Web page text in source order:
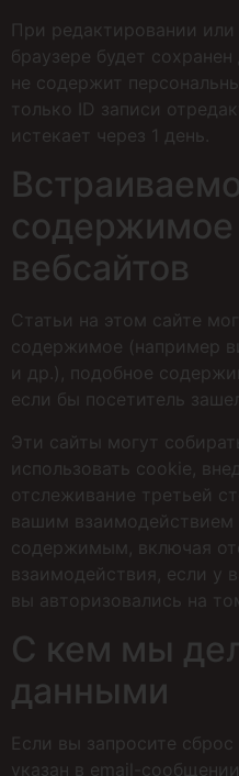
При редактировании или
браузере будет
не содержит
только ID записи
истекает через 1 день.
содержимое
вебсайтов
Статьи на этом сайте
содержимое (например
и др.), подобное
если бы посетитель
Эти сайты могут
использовать сookie,
отслеживание третьей
вашим взаимодействием
содержимым, включая
взаимодействия, если у
вы авторизовались на
С кем мы
данными
Если вы запросите сброс
указан в email-